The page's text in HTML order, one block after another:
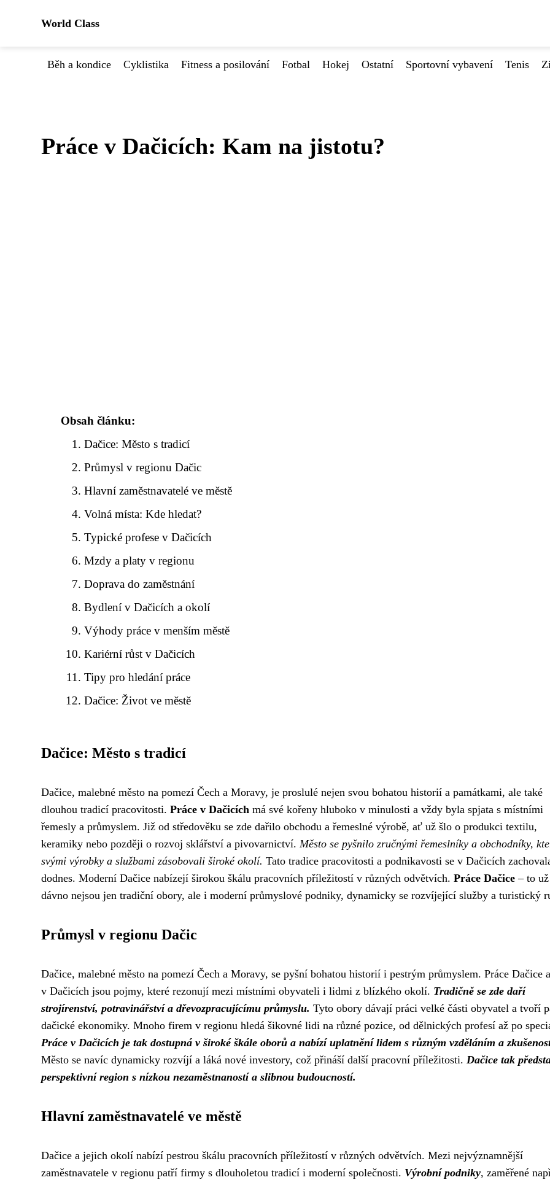
World Class
Běh a kondice Cyklistika Fitness a posilování Fotbal Hokej Ostatní Sportovní vybavení Tenis
Práce v Dačicích: Kam na jistotu?
Obsah článku:
Dačice: Město s tradicí
Průmysl v regionu Dačic
Hlavní zaměstnavatelé ve městě
Volná místa: Kde hledat?
Typické profese v Dačicích
Mzdy a platy v regionu
Doprava do zaměstnání
Bydlení v Dačicích a okolí
Výhody práce v menším městě
Kariérní růst v Dačicích
Tipy pro hledání práce
Dačice: Život ve městě
Dačice: Město s tradicí
Dačice, malebné město na pomezí Čech a Moravy, je proslulé nejen svou bohatou historií a památkami, ale také
dlouhou tradicí pracovitosti. Práce v Dačicích má své kořeny hluboko v minulosti a vždy byla spjata s místními
řemesly a průmyslem. Již od středověku se zde dařilo obchodu a řemeslné výrobě, ať už šlo o produkci textilu,
keramiky nebo později o rozvoj sklářství a pivovarnictví. Město se pyšnilo zručnými řemeslníky a obchodníky,
svými výrobky a službami zásobovali široké okolí. Tato tradice pracovitosti a podnikavosti se v Dačicích
dodnes. Moderní Dačice nabízejí širokou škálu pracovních příležitostí v různých odvětvích. Práce Dačice – to už
dávno nejsou jen tradiční obory, ale i moderní průmyslové podniky, dynamicky se rozvíjející služby a turistický
Průmysl v regionu Dačic
Dačice, malebné město na pomezí Čech a Moravy, se pyšní bohatou historií i pestrým průmyslem. Práce Dačice
v Dačicích jsou pojmy, které rezonují mezi místními obyvateli i lidmi z blízkého okolí. Tradičně se zde daří
strojírenství, potravinářství a dřevozpracujícímu průmyslu. Tyto obory dávají práci velké části obyvatel a tvoří
dačické ekonomiky. Mnoho firem v regionu hledá šikovné lidi na různé pozice, od dělnických profesí až po
Práce v Dačicích je tak dostupná v široké škále oborů a nabízí uplatnění lidem s různým vzděláním a
Město se navíc dynamicky rozvíjí a láká nové investory, což přináší další pracovní příležitosti. Dačice tak
perspektivní region s nízkou nezaměstnaností a slibnou budoucností.
Hlavní zaměstnavatelé ve městě
Dačice a jejich okolí nabízí pestrou škálu pracovních příležitostí v různých odvětvích. Mezi nejvýznamnější
zaměstnavatele v regionu patří firmy s dlouholetou tradicí i moderní společnosti. Výrobní podniky, zaměřené